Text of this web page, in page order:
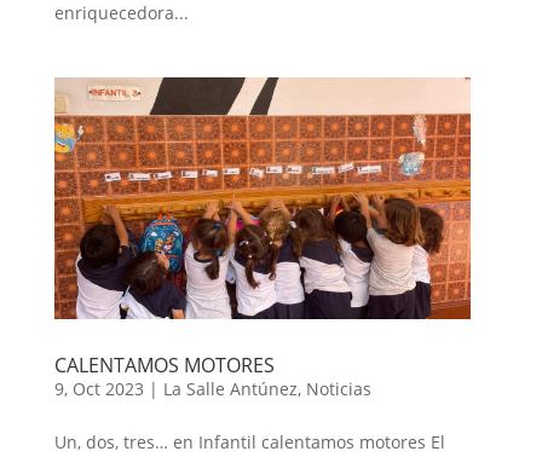
enriquecedora...
CALENTAMOS MOTORES
9, Oct 2023 | La Salle Antúnez, Noticias
Un, dos, tres… en Infantil calentamos motores El